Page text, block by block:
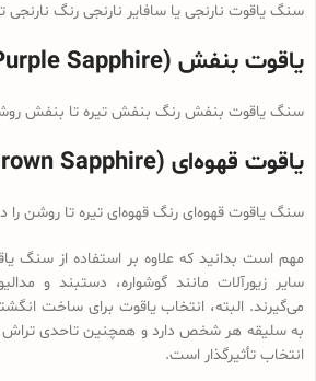
سنگ یاقوت نارنجی یا سافایر نارنجی رنگ نارنجی
یاقوت بنفش (Purple Sapphire):
سنگ یاقوت بنفش رنگ بنفش تیره تا بنفش
یاقوت قهوه‌ای (Brown Sapphire):
سنگ یاقوت قهوه‌ای رنگ قهوه‌ای تیره تا روشن را
مهم است بدانید که علاوه بر استفاده از سنگ
سایر زیورآلات مانند گوشواره، دستبند و
می‌گیرند. البته، انتخاب یاقوت برای ساخت
به سلیقه هر شخص دارد و همچنین تاحدی
انتخاب تأثیرگذار است.